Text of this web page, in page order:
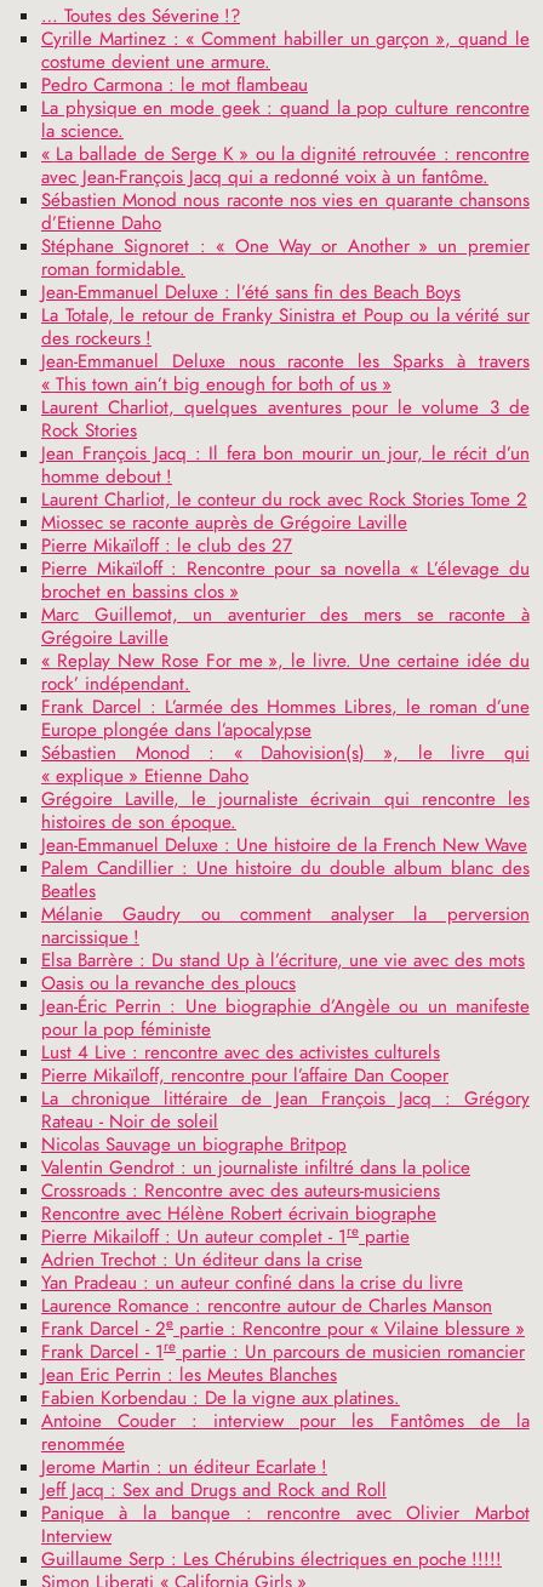
… Toutes des Séverine !?
Cyrille Martinez : « Comment habiller un garçon », quand le
costume devient une armure.
Pedro Carmona : le mot flambeau
La physique en mode geek : quand la pop culture rencontre
la science.
« La ballade de Serge K » ou la dignité retrouvée : rencontre
avec Jean-François Jacq qui a redonné voix à un fantôme.
Sébastien Monod nous raconte nos vies en quarante chansons
d’Etienne Daho
Stéphane Signoret : « One Way or Another » un premier
roman formidable.
Jean-Emmanuel Deluxe : l’été sans fin des Beach Boys
La Totale, le retour de Franky Sinistra et Poup ou la vérité sur
des rockeurs !
Jean-Emmanuel Deluxe nous raconte les Sparks à travers
« This town ain’t big enough for both of us »
Laurent Charliot, quelques aventures pour le volume 3 de
Rock Stories
Jean François Jacq : Il fera bon mourir un jour, le récit d’un
homme debout !
Laurent Charliot, le conteur du rock avec Rock Stories Tome 2
Miossec se raconte auprès de Grégoire Laville
Pierre Mikaïloff : le club des 27
Pierre Mikaïloff : Rencontre pour sa novella « L’élevage du
brochet en bassins clos »
Marc Guillemot, un aventurier des mers se raconte à
Grégoire Laville
« Replay New Rose For me », le livre. Une certaine idée du
rock’ indépendant.
Frank Darcel : L’armée des Hommes Libres, le roman d’une
Europe plongée dans l’apocalypse
Sébastien Monod : «
Dahovision(s)
», le livre qui
« explique » Etienne Daho
Grégoire Laville, le journaliste écrivain qui rencontre les
histoires de son époque.
Jean-Emmanuel Deluxe : Une histoire de la French New Wave
Palem Candillier : Une histoire du double album blanc des
Beatles
Mélanie Gaudry ou comment analyser la perversion
narcissique !
Elsa Barrère : Du stand Up à l’écriture, une vie avec des mots
Oasis ou la revanche des ploucs
Jean-Éric Perrin : Une biographie d’Angèle ou un manifeste
pour la pop féministe
Lust 4 Live : rencontre avec des activistes culturels
Pierre Mikaïloff, rencontre pour l’affaire Dan Cooper
La chronique littéraire de Jean François Jacq : Grégory
Rateau - Noir de soleil
Nicolas Sauvage un biographe Britpop
Valentin Gendrot : un journaliste infiltré dans la police
Crossroads : Rencontre avec des auteurs-musiciens
Rencontre avec Hélène Robert écrivain biographe
Pierre Mikailoff : Un auteur complet - 1re partie
Adrien Trechot : Un éditeur dans la crise
Yan Pradeau : un auteur confiné dans la crise du livre
Laurence Romance : rencontre autour de Charles Manson
Frank Darcel - 2e partie : Rencontre pour « Vilaine blessure »
Frank Darcel - 1re partie : Un parcours de musicien romancier
Jean Eric Perrin : les Meutes Blanches
Fabien Korbendau : De la vigne aux platines.
Antoine Couder : interview pour les Fantômes de la
renommée
Jerome Martin : un éditeur Ecarlate !
Jeff Jacq : Sex and Drugs and Rock and Roll
Panique à la banque : rencontre avec Olivier Marbot
Interview
Guillaume Serp : Les Chérubins électriques en poche !!!!!
Simon Liberati « California Girls »